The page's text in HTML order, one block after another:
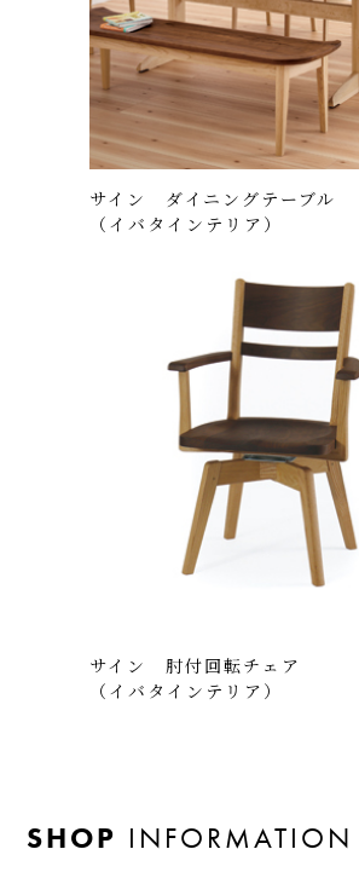
サイン ダイニングテーブル
（イバタインテリア）
サイン 肘付回転チェア
（イバタインテリア）
SHOP INFORMATION